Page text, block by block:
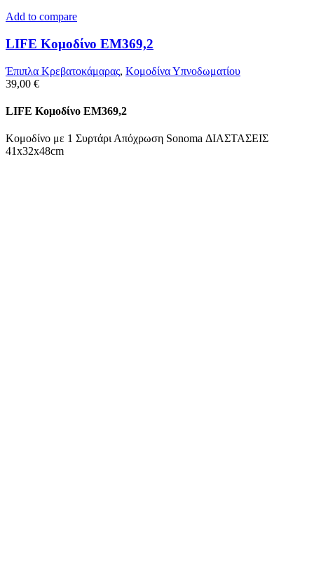
Add to compare
LIFE Κομοδίνο ΕΜ369,2
Έπιπλα Κρεβατοκάμαρας, Κομοδίνα Υπνοδωματίου
39,00 €
LIFE Κομοδίνο ΕΜ369,2
Κομοδίνο με 1 Συρτάρι Απόχρωση Sonoma ΔΙΑΣΤΑΣΕΙΣ
41x32x48cm